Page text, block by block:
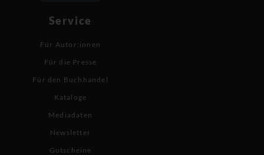
Service
Für Autor:innen
Für die Presse
Für den Buchhandel
Kataloge
Mediadaten
Newsletter
Gutscheine